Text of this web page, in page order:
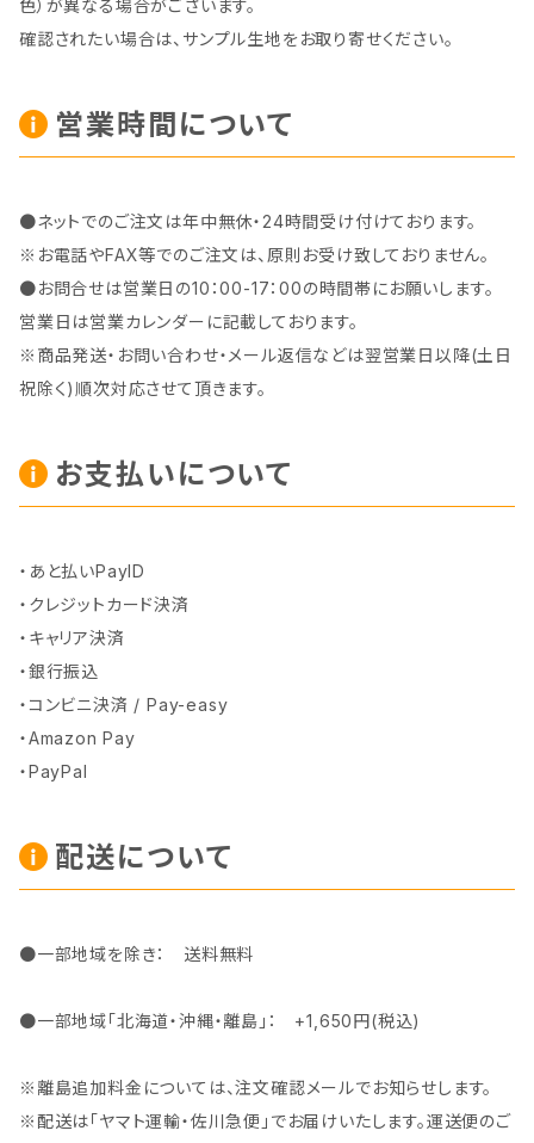
色）が異なる場合がございます。
確認されたい場合は、サンプル生地をお取り寄せください。
営業時間について
●ネットでのご注文は年中無休・24時間受け付けております。
※お電話やFAX等でのご注文は、原則お受け致しておりません。
●お問合せは営業日の10：00-17：00の時間帯にお願いします。
営業日は営業カレンダーに記載しております。
※商品発送・お問い合わせ・メール返信などは翌営業日以降(土日
祝除く)順次対応させて頂きます。
お支払いについて
・あと払いPayID
・クレジットカード決済
・キャリア決済
・銀行振込
・コンビニ決済 / Pay-easy
・Amazon Pay
・PayPal
配送について
●一部地域を除き： 送料無料
●一部地域「北海道・沖縄・離島」： +1,650円(税込)
※離島追加料金については、注文確認メールでお知らせします。
※配送は「ヤマト運輸・佐川急便」でお届けいたします。運送便のご